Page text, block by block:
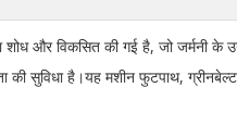
शोध और विकसित की गई है, जो
सुविधा है।यह मशीन फुटपाथ,